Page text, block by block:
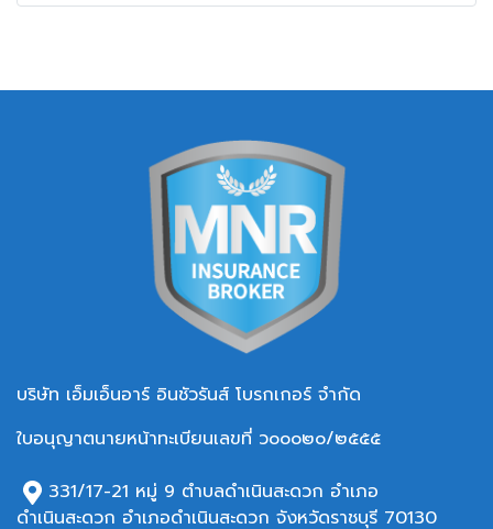
บริษัท เอ็มเอ็นอาร์ อินชัวรันส์ โบรกเกอร์ จำกัด
ใบอนุญาตนายหน้าทะเบียนเลขที่ ว๐๐๐๒๐/๒๕๕๕
331/17-21 หมู่ 9 ตำบลดำเนินสะดวก อำเภอ
ดำเนินสะดวก อำเภอดำเนินสะดวก จังหวัดราชบุรี 70130